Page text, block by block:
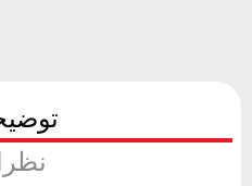
توضیحات
نظرات